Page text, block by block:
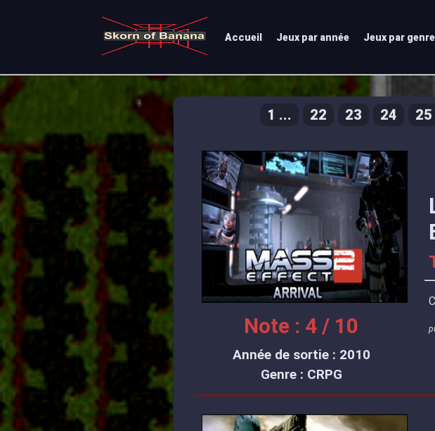
Accueil Jeux par année Jeux par genre
1 ... 22 23 24 25
Note : 4 / 10
Année de sortie : 2010
Genre : CRPG